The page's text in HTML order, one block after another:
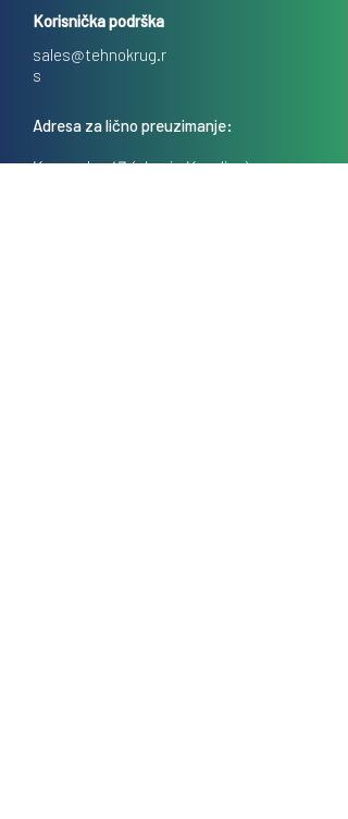
Korisnička podrška
sales@tehnokrug.r
s
Adresa za lično preuzimanje:
Kosovska 17 (ulaz iz Kondine),